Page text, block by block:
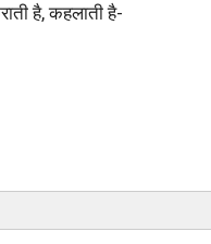
है, कहलाती है-